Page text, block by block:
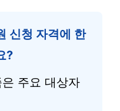
신청 자격에 한
?
주요 대상자